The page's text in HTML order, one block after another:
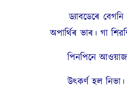
ড্যাবডেৰে বেগনি
অপার্থিৰ ভাৰ। গা
পিনপিনে
উৎকর্ণ হল নিভা।